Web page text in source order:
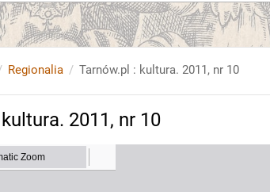
Regionalia Tarnów.pl : kultura. 2011, nr 10
2011, nr 10